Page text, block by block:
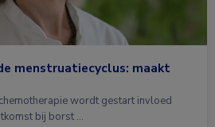
menstruatiecyclus: maakt
wordt gestart invloed
bij borst …